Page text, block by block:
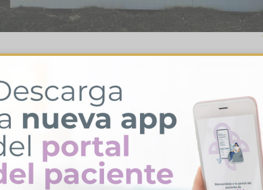
MEDICINA ESTÉTICA
Consulta diagnóstica gratuita